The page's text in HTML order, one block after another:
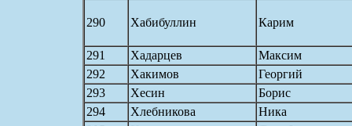
290 Хабибуллин Карим
291 Хадарцев
Максим
292
Хакимов
Георгий
293
Хесин
Борис
294
Хлебникова
Ника